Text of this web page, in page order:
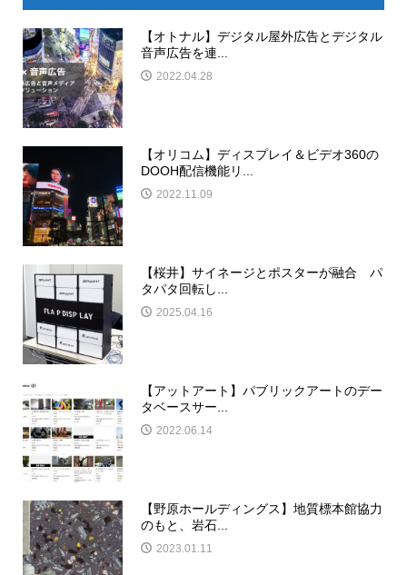
【オトナル】デジタル屋外広告とデジタル
音声広告を連...
2022.04.28
【オリコム】ディスプレイ＆ビデオ360の
DOOH配信機能リ...
2022.11.09
【桜井】サイネージとポスターが融合 パ
タパタ回転し...
2025.04.16
【アットアート】パブリックアートのデー
タベースサー...
2022.06.14
【野原ホールディングス】地質標本館協力
のもと、岩石...
2023.01.11